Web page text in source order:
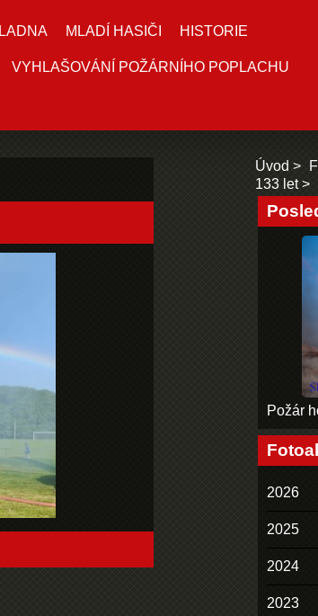
MLADÍ HASIČI HISTORIE
VYHLAŠOVÁNÍ POŽÁRNÍHO POPLACHU
Úvod
133 let
Požár
2026
2025
2024
2023